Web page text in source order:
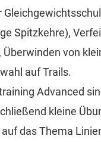
Spitzkehre),
Überwinden von
auf Trails.
Advanced
kleine
das Thema